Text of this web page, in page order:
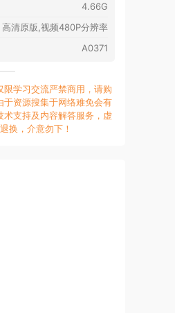
4.66G
高清原版,视频480P分辨率
A0371
学习交流严禁商用，请购
资源搜集于网络难免会有
支持及内容解答服务，虚
换，介意勿下！